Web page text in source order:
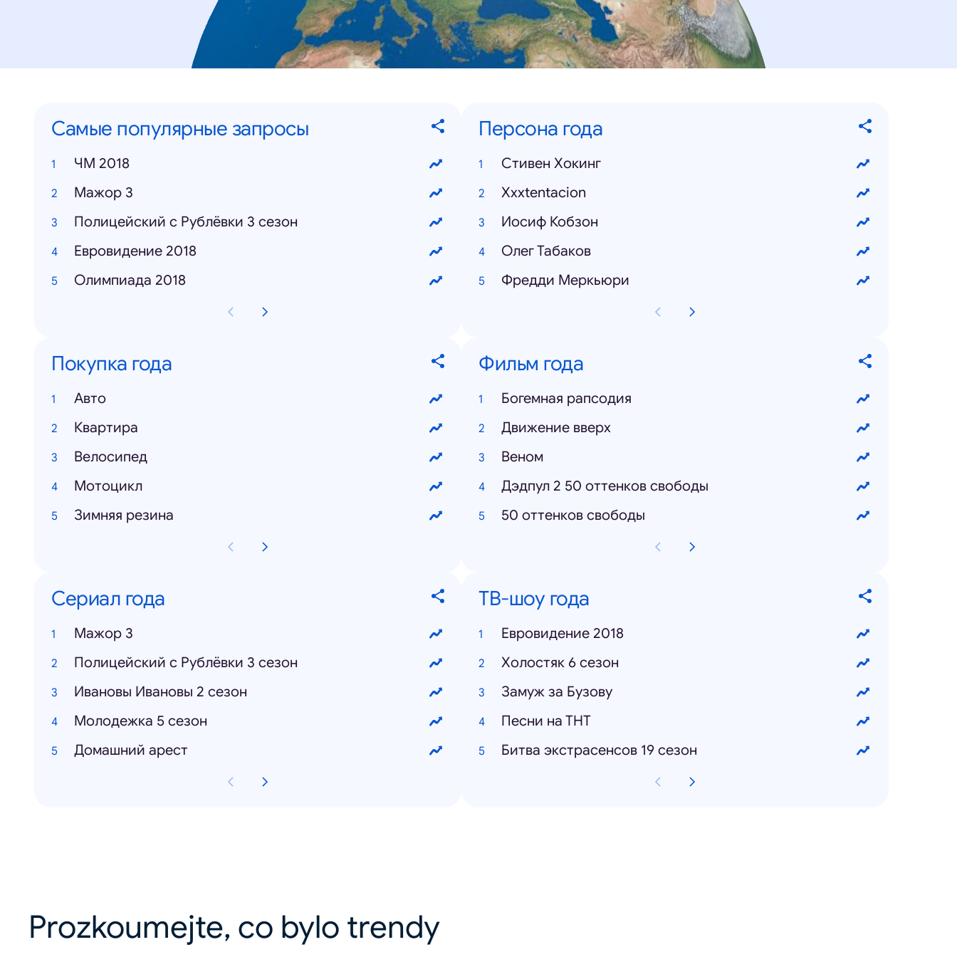
Самые популярные запросы
ЧМ 2018
Мажор 3
Полицейский с Рублёвки 3 сезон
Евровидение 2018
Олимпиада 2018
Персона года
Стивен Хокинг
Xxxtentacion
Иосиф Кобзон
Олег Табаков
Фредди Меркьюри
Покупка года
Авто
Квартира
Велосипед
Мотоцикл
Зимняя резина
Фильм года
Богемная рапсодия
Движение вверх
Веном
Дэдпул 2 50 оттенков свободы
50 оттенков свободы
Сериал года
Мажор 3
Полицейский с Рублёвки 3 сезон
Ивановы Ивановы 2 сезон
Молодежка 5 сезон
Домашний арест
ТВ-шоу года
Евровидение 2018
Холостяк 6 сезон
Замуж за Бузову
Песни на ТНТ
Битва экстрасенсов 19 сезон
Prozkoumejte, co bylo trendy